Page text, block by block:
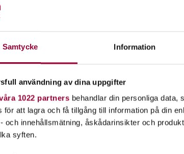
Samtycke Information
användning av dina uppgifter
1022 partners behandlar din personliga data,
för att lagra och få tillgång till information på din
och innehållsmätning, åskådarinsikter och
syften.
arrangemang som handlar om
du bor!
som kan utrota
generalsekreterare FN